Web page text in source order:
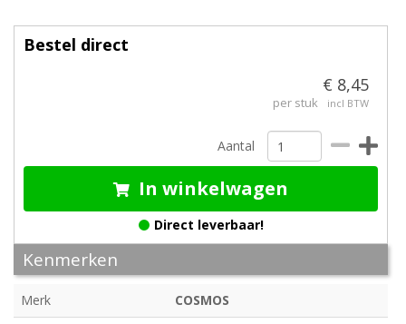
Bestel direct
€ 8,45
per stuk incl BTW
Aantal
In winkelwagen
Direct leverbaar!
Kenmerken
Merk
COSMOS